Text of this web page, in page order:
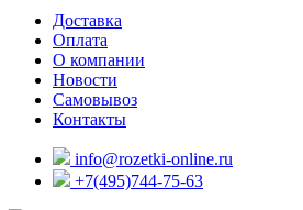
Доставка
Оплата
О компании
Новости
Самовывоз
Контакты
info@rozetki-online.ru
+7(495)744-75-63